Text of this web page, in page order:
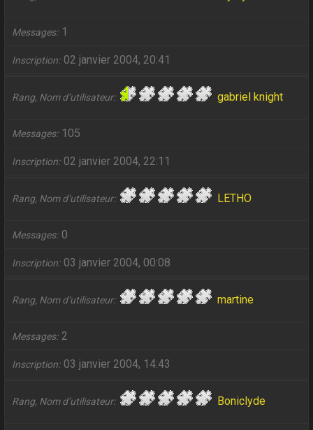
Messages 1
Inscription 02 janvier 2004, 20:41
Rang, Nom d’utilisateur gabriel knight
Messages 105
Inscription 02 janvier 2004, 22:11
Rang, Nom d’utilisateur LETHO
Messages 0
Inscription 03 janvier 2004, 00:08
Rang, Nom d’utilisateur martine
Messages 2
Inscription 03 janvier 2004, 14:43
Rang, Nom d’utilisateur Boniclyde